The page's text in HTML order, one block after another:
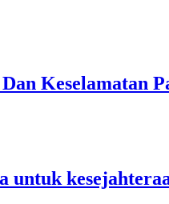
Keselamatan
untuk